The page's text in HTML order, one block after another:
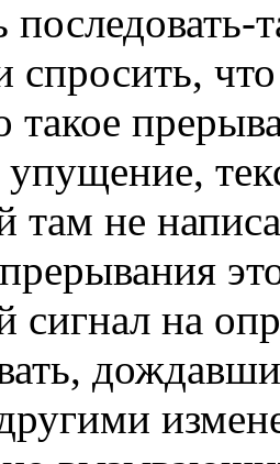
спросить,
такое
упущение,
там не
прерывания
сигнал на